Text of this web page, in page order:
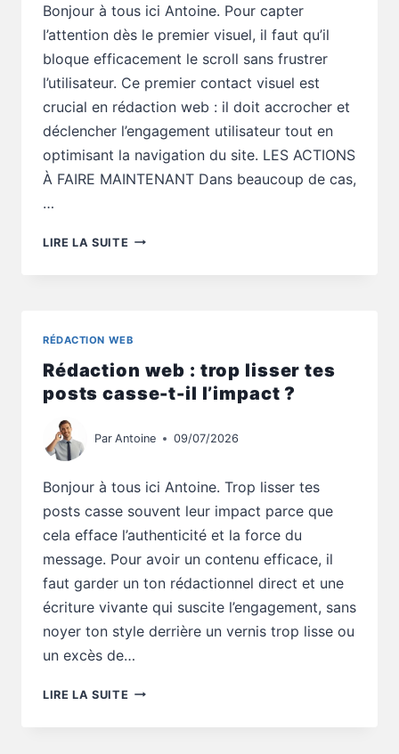
Bonjour à tous ici Antoine. Pour capter
l’attention dès le premier visuel, il faut qu’il
bloque efficacement le scroll sans frustrer
l’utilisateur. Ce premier contact visuel est
crucial en rédaction web : il doit accrocher et
déclencher l’engagement utilisateur tout en
optimisant la navigation du site. LES ACTIONS
À FAIRE MAINTENANT Dans beaucoup de cas,
…
LIRE LA SUITE RÉDACTION
T-
IL
?
RÉDACTION WEB
Rédaction web : trop lisser tes
posts casse-t-il l’impact ?
Par Antoine 09/07/2026
Bonjour à tous ici Antoine. Trop lisser tes
posts casse souvent leur impact parce que
cela efface l’authenticité et la force du
message. Pour avoir un contenu efficace, il
faut garder un ton rédactionnel direct et une
écriture vivante qui suscite l’engagement, sans
noyer ton style derrière un vernis trop lisse ou
un excès de…
LIRE LA SUITE RÉDACTION